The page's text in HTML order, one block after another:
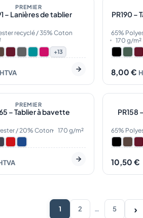
PREMIER
– Lanières de tablier
recyclé / 35% Coton
+13
HTVA
PR190 –
65%
170 g/m²
8,00 €
5
PREMIER
– Tablier à bavette
/ 20% Coton 170 g/m²
En stock
PR158
65%
10,50 €
1 2 … 5 ›